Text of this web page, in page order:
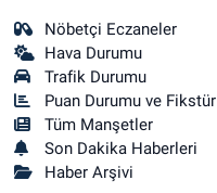
Nöbetçi Eczaneler
Hava Durumu
Trafik Durumu
Puan Durumu ve Fikstür
Tüm Manşetler
Son Dakika Haberleri
Haber Arşivi